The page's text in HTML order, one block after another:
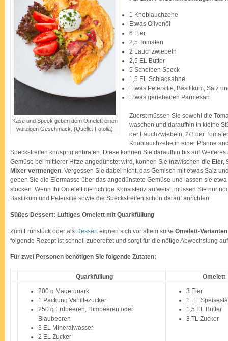
Käse und Speck geben dem Omelett einen
würzigen Geschmack. (Quelle: Fotolia)
1 Knoblauchzehe
Etwas Olivenöl
6 Eier
2,5 Tomaten
2 Lauchzwiebeln
2,5 EL Butter
5 Scheiben Speck
1,5 EL Schlagsahne
Etwas Petersilie, Basilikum, Salz
Etwas geriebenen Parmesan
Zuerst müssen Sie sowohl die
waschen und daraufhin in kleine
der Lauchzwiebeln, 2/3 der
Knoblauchzehe in einer Pfanne
Speckstreifen knusprig anbraten. Diese können Sie daraufhin bis auf
Gemüse bei mittlerer Hitze angedünstet wird, können Sie inzwischen die Eier,
Mixer vermengen. Vergessen Sie dabei nicht, das Gemisch mit etwas Salz
geben Sie die Eiermasse über das angedünstete Gemüse und lassen sie
stocken. Wenn Ihr Omelett die richtige Konsistenz aufweist, müssen Sie nur
Basilikum und Petersilie sowie die Speckstreifen schön darauf anrichten.
Süßes Dessert: Luftiges Omelett mit Quarkfüllung
Zum Frühstück oder als Dessert eignen sich vor allem süße Omelett-
folgende Rezept ist schnell zubereitet und sorgt für die nötige Abwechslung
Für zwei Personen benötigen Sie folgende Zutaten:
Quarkfüllung
Omelett
200 g Magerquark
1 Packung Vanillezucker
250 g Erdbeeren, Himbeeren oder
Blaubeeren
3 EL Mineralwasser
2 EL Zucker
3 Eier
1 EL
1,5 EL Butter
3 TL Zucker